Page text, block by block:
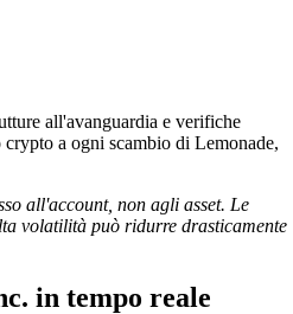
all'avanguardia e verifiche
a ogni scambio di Lemonade,
all'account, non agli asset. Le
volatilità può ridurre drasticamente
in tempo reale